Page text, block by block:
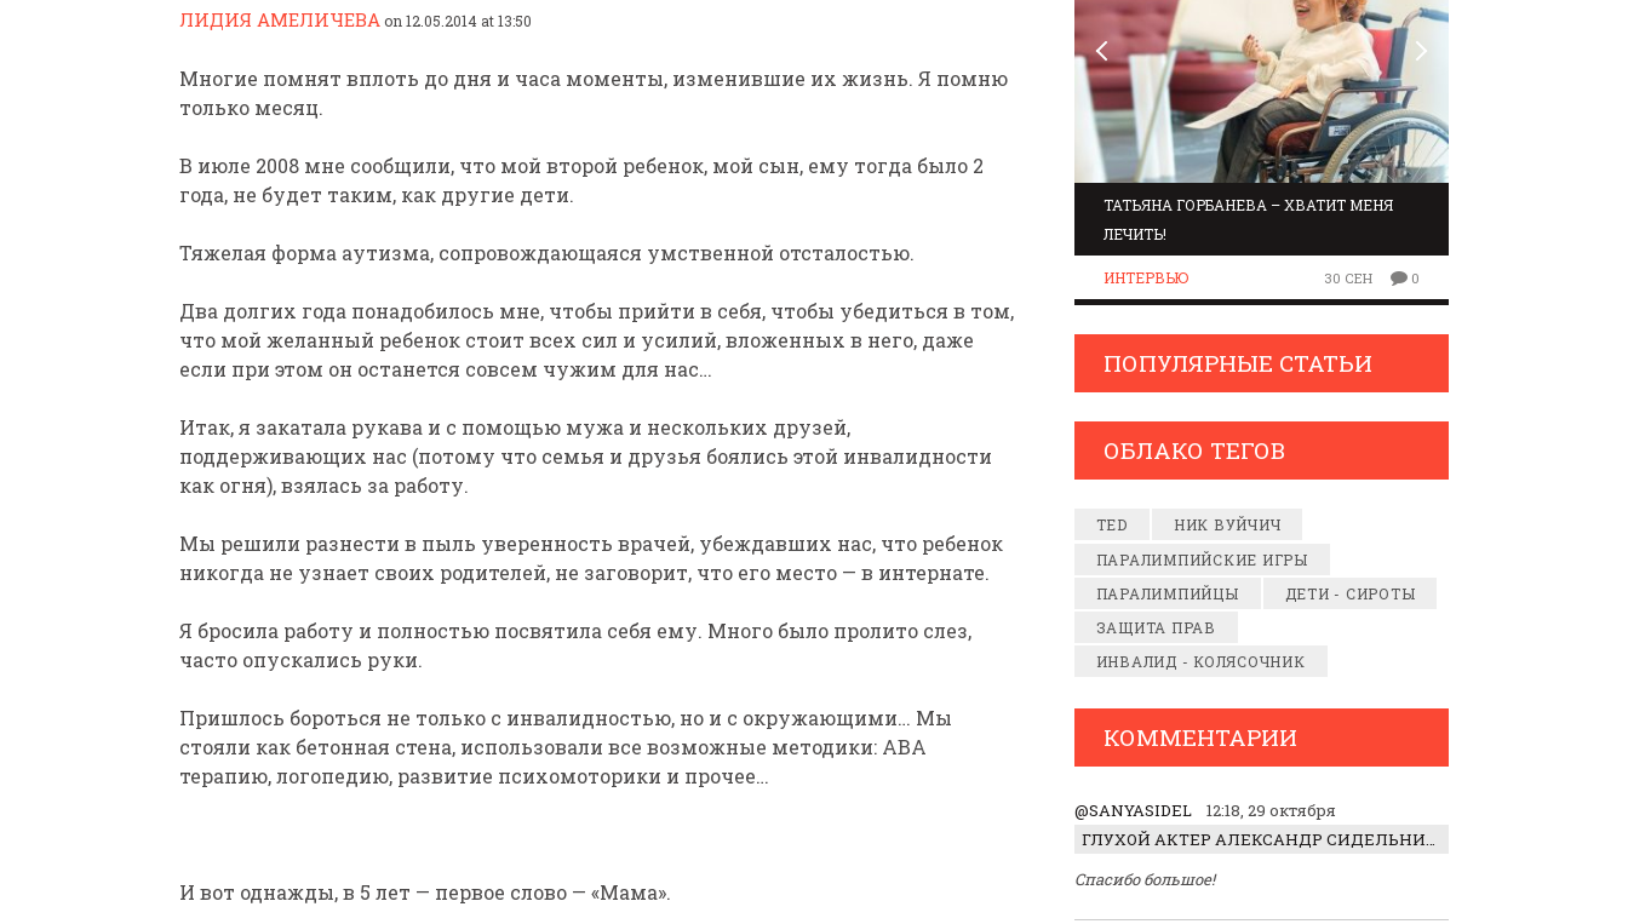
ЛИДИЯ АМЕЛИЧЕВАon 12.05.2014 at 13:50
Многие помнят вплоть до дня и часа моменты, изменившие их жизнь. Я помню
только месяц.
В июле 2008 мне сообщили, что мой второй ребенок, мой сын, ему тогда было 2
года, не будет таким, как другие дети.
Тяжелая форма аутизма, сопровождающаяся умственной отсталостью.
Два долгих года понадобилось мне, чтобы прийти в себя, чтобы убедиться в том,
что мой желанный ребенок стоит всех сил и усилий, вложенных в него, даже
если при этом он останется совсем чужим для нас…
Итак, я закатала рукава и с помощью мужа и нескольких друзей,
поддерживающих нас (потому что семья и друзья боялись этой инвалидности
как огня), взялась за работу.
Мы решили разнести в пыль уверенность врачей, убеждавших нас, что ребенок
никогда не узнает своих родителей, не заговорит, что его место — в интернате.
Я бросила работу и полностью посвятила себя ему. Много было пролито слез,
часто опускались руки.
Пришлось бороться не только с инвалидностью, но и с окружающими… Мы
стояли как бетонная стена, использовали все возможные методики: ABA
терапию, логопедию, развитие психомоторики и прочее…
И вот однажды, в 5 лет — первое слово — «Мама».
ТАТЬЯНА ГОРБАНЕВА – ХВАТИТ МЕНЯ
ЛЕЧИТЬ!
ИНТЕРВЬЮ 30 СЕН 0
НАШЛА СЕБЯ В ИСКУССТВЕ
ИСКУССТВО 31 АВГ
ПАРАЛИМПИЙСКАЯ ЧЕМПИОНКА ПО
КАЗАНИ ИРИНА ПОЛЯКОВА
БЕЗ НОГ 12 СЕН 0
ПОПУЛЯРНЫЕ СТАТЬИ
ОБЛАКО ТЕГОВ
TED
НИК ВУЙЧИЧ
ПАРАЛИМПИЙСКИЕ ИГРЫ
ПАРАЛИМПИЙЦЫ
ДЕТИ - СИРОТЫ
ЗАЩИТА ПРАВ
ИНВАЛИД - КОЛЯСОЧНИК
КОММЕНТАРИИ
@SANYASIDEL
12:18, 29 октября
ГЛУХОЙ АКТЕР АЛЕКСАНДР СИДЕЛЬНИКОВ: «С НАСЛАЖДЕНИЕМ ИГРАЛ ОТРИЦАТЕЛЬНОГО ГЕРОЯ!»
Спасибо большое!